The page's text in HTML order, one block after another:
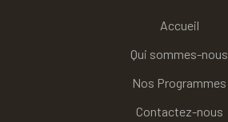
Accueil
Qui sommes-nous
Nos Programmes
Contactez-nous